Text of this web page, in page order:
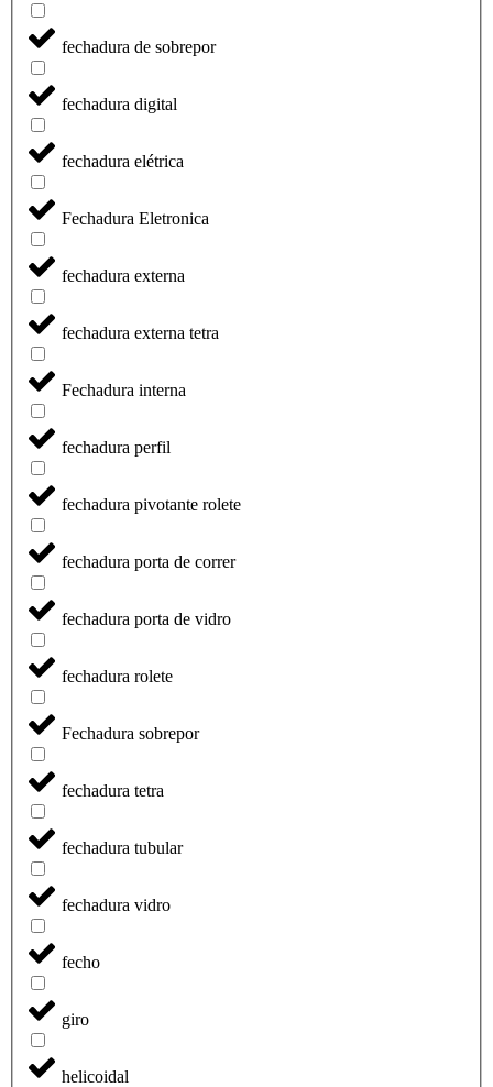
fechadura de sobrepor
fechadura digital
fechadura elétrica
Fechadura Eletronica
fechadura externa
fechadura externa tetra
Fechadura interna
fechadura perfil
fechadura pivotante rolete
fechadura porta de correr
fechadura porta de vidro
fechadura rolete
Fechadura sobrepor
fechadura tetra
fechadura tubular
fechadura vidro
fecho
giro
helicoidal